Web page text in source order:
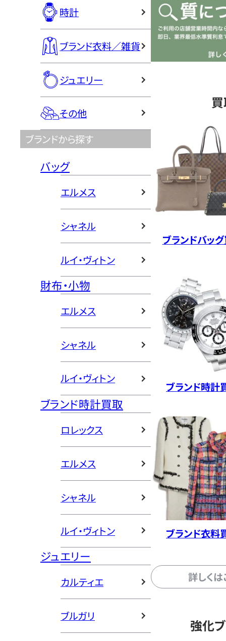
時計
ブランド衣料／雑貨
ジュエリー
その他
ブランドから探す
バッグ
エルメス
シャネル
ルイ・ヴィトン
財布・小物
エルメス
シャネル
ルイ・ヴィトン
ブランド時計買取
ロレックス
エルメス
シャネル
ルイ・ヴィトン
ジュエリー
カルティエ
ブルガリ
ブランドバッ
ブランド時計
ブランド衣料
詳しくは
強化